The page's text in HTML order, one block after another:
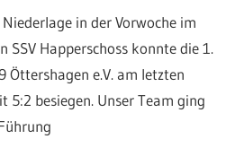
in der Vorwoche im
SSV Happerschoss konnte die 1.
Öttershagen e.V. am letzten
5:2 besiegen. Unser Team ging